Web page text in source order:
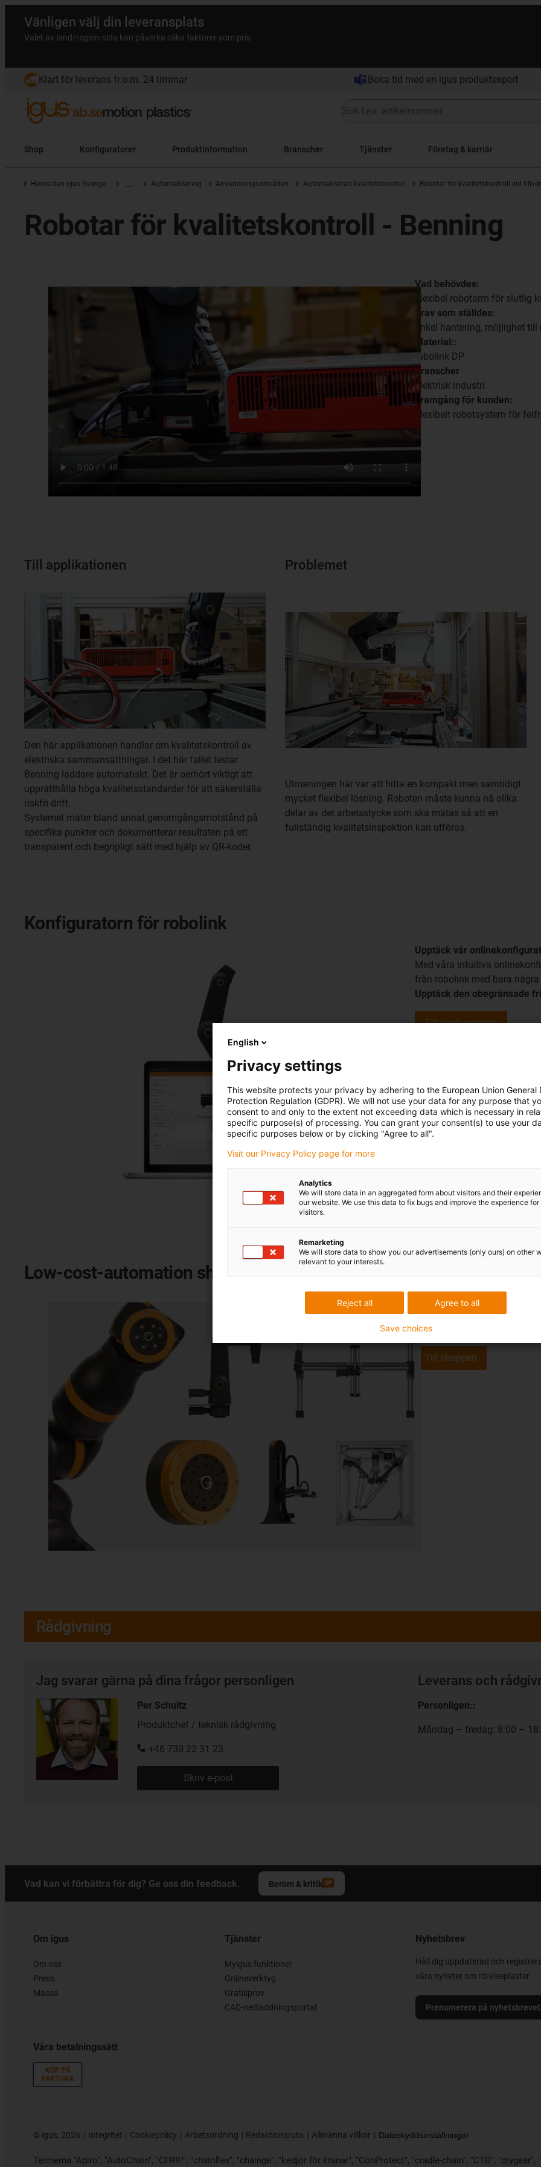
Vänligen välj din leveransplats
Valet av land/region-sida kan påverka olika faktorer som pris
Klart för leverans fr.o.m. 24 timmar Boka tid med en igus produktexpert
Shop Konfiguratorer Produktinformation Branscher Tjänster Företag & karriär
Hemsidan igus Sverige Automatisering Användningsområden Automatiserad kvalitetskontroll Robotar för kvalitetskontroll vid
Robotar för kvalitetskontroll - Benning
Vad behövdes:
Flexibel robotarm för slutlig
Krav som ställdes:
Enkel hantering, möjlighet
Material::
robolink DP
Branscher
Elektrisk industri
Framgång för kunden:
Flexibelt robotsystem för
Till applikationen
Den här applikationen handlar om kvalitetskontroll av
elektriska sammansättningar. I det här fallet testar
Benning laddare automatiskt. Det är oerhört viktigt att
upprätthålla höga kvalitetsstandarder för att säkerställa
riskfri drift.
Systemet mäter bland annat genomgångsmotstånd på
specifika punkter och dokumenterar resultaten på ett
transparent och begripligt sätt med hjälp av QR-koder.
Problemet
Utmaningen här var att hitta en kompakt men samtidigt
mycket flexibel lösning. Roboten måste kunna nå olika
delar av det arbetsstycke som ska mätas så att en
fullständig kvalitetsinspektion kan utföras.
Konfiguratorn för robolink
Upptäck vår
Med våra intuitiva
från robolink med bara
Upptäck den obegränsade
Till konfiguratorn
Low-cost-automation shop
Kostnadseffektiv
Du kan hitta rätt robot för
Bläddra, ta reda på mer och
Till shoppen
Rådgivning
Jag svarar gärna på dina frågor personligen
Per Schultz
Produktchef / teknisk rådgivning
+46 730 22 31 23
Skriv e-post
Leverans och
Personligen::
Måndag – fredag: 8:00 –
Vad kan vi förbättra för dig? Ge oss din feedback. Beröm & kritik
Om igus
Om oss
Press
Mässa
Våra betalningssätt
KÖP PÅ
FAKTURA
Tjänster
Myigus funktioner
Onlineverktyg
Gratisprov
CAD-nedladdningsportal
Nyhetsbrev
Håll dig uppdaterad och
våra nyheter om rörelseplaster.
Prenumerera på nyhetsbrevet
© igus, 2026 Integritet Cookiepolicy Arbetsordning Redaktionsruta Allmänna villkor Dataskyddsinställningar
Termerna "Apiro", "AutoChain", "CFRIP", "chainflex", "chainge", "kedjor för kranar", "ConProtect", "cradle-chain", "CTD", "drygear",
English
Privacy settings
This website protects your privacy by adhering to the European Union General
Protection Regulation (GDPR). We will not use your data for any purpose that
consent to and only to the extent not exceeding data which is necessary in
specific purpose(s) of processing. You can grant your consent(s) to use your
specific purposes below or by clicking "Agree to all".
Visit our Privacy Policy page for more
Analytics
We will store data in an aggregated form about visitors and their
our website. We use this data to fix bugs and improve the experience for
visitors.
Remarketing
We will store data to show you our advertisements (only ours) on other
relevant to your interests.
Agree to all
Reject all
Save choices